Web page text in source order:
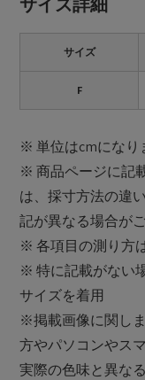
サイズ
F
※ 単位はcmになり
※ 商品ページに記
は、採寸方法の違
記が異なる場合が
※ 各項目の測り方
※ 特に記載がない
サイズを着用
※掲載画像に関し
方やパソコンやス
実際の色味と異な